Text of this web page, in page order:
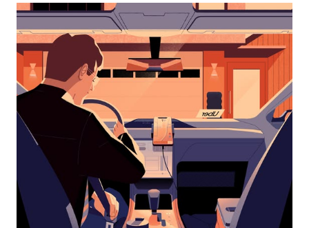
interagir
o
calendário
selecionar
uma
data.
Prima
o
botão
o
calendário.